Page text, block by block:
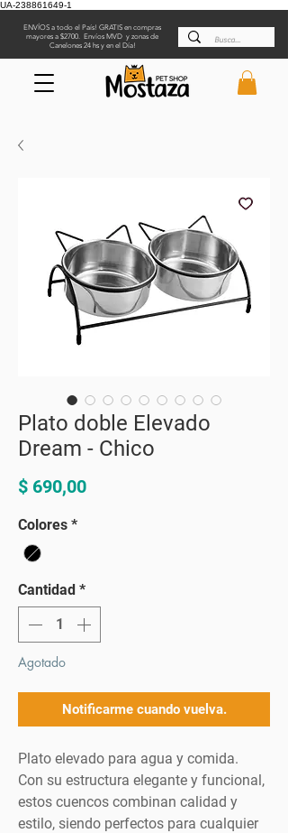
UA-238861649-1
ENVÍOS a todo el País! GRATIS en compras
mayores a $2700. Envíos MVD y zonas de
Canelones 24 hs y en el Día!
Plato doble Elevado
Dream - Chico
$ 690,00Precio
Colores *
Cantidad *
Agotado
Notificarme cuando vuelva.
Plato elevado para agua y comida.
Con su estructura elegante y funcional,
estos cuencos combinan calidad y
estilo, siendo perfectos para cualquier